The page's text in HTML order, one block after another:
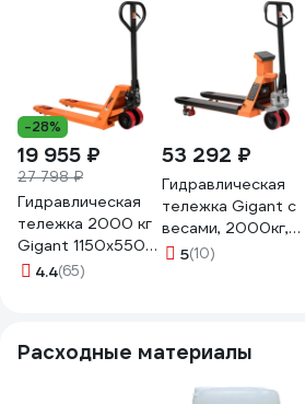
-28%
19 955 ₽
27 798 ₽
Гидравлическая
тележка 2000 кг
Gigant 1150x550
мм4.4(65)
53 292 ₽
Гидравлическая
тележка Gigant с
весами, 2000кг,
1150x550мм,
5(10)
Расходные материалы